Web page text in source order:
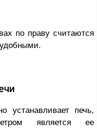
по праву считаются
устанавливает печь,
является ее